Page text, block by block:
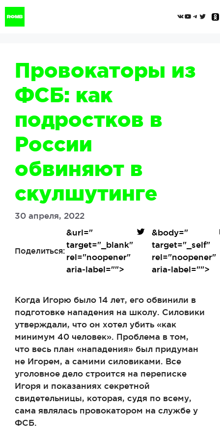
Перейти
Провокаторы из
ФСБ: как
подростков в
России
обвиняют в
скулшутинге
30 апреля, 2022
Поделиться:
&url="
target="_blank"
rel="noopener"
aria-label="">
&body="
target="_self"
rel="noopener"
aria-label="">
Когда Игорю было 14 лет, его обвинили в
подготовке нападения на школу. Силовики
утверждали, что он хотел убить «как
минимум 40 человек». Проблема в том,
что весь план «нападения» был придуман
не Игорем, а самими силовиками. Все
уголовное дело строится на переписке
Игоря и показаниях секретной
свидетельницы, которая, судя по всему,
сама являлась провокатором на службе у
ФСБ.